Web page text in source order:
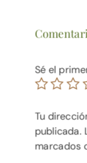
Sé el
Tu
publicada.
marcados